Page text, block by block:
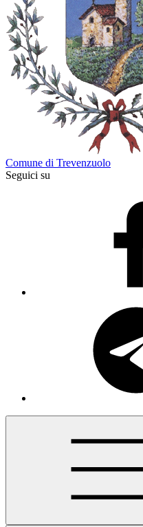
Comune di Trevenzuolo
Seguici su